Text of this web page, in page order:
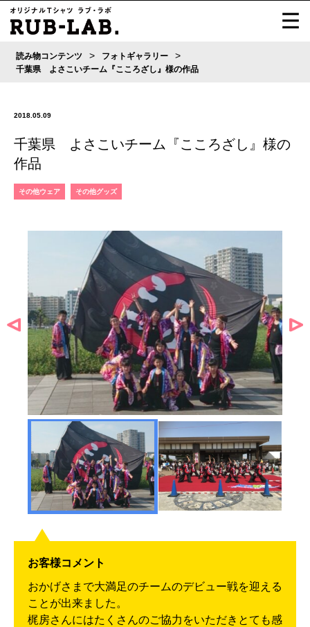
読み物コンテンツ > フォトギャラリー >
千葉県 よさこいチーム『こころざし』様の作品
2018.05.09
千葉県 よさこいチーム『こころざし』様の
作品
その他ウェア その他グッズ
お客様コメント
おかげさまで大満足のチームのデビュー戦を迎える
ことが出来ました。
梶房さんにはたくさんのご協力をいただきとても感